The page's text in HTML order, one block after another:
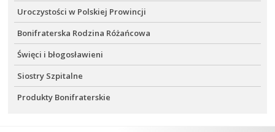
Uroczystości w Polskiej Prowincji
Bonifraterska Rodzina Różańcowa
Święci i błogosławieni
Siostry Szpitalne
Produkty Bonifraterskie